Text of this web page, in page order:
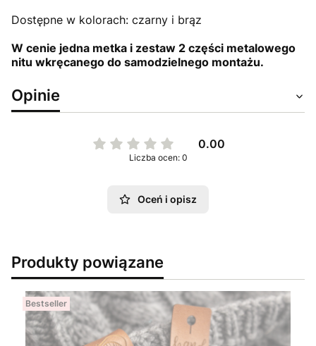
Dostępne w kolorach: czarny i brąz
W cenie jedna metka i zestaw 2 części metalowego
nitu wkręcanego do samodzielnego montażu.
Opinie
0.00
Liczba ocen: 0
Oceń i opisz
Produkty powiązane
Bestseller